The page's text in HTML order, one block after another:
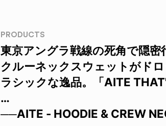
PRODUCTS
東京アングラ戦線の死角で隠
クルーネックスウェットがド
ラシックな逸品。「AITE
…
──AITE - HOODIE & CREW